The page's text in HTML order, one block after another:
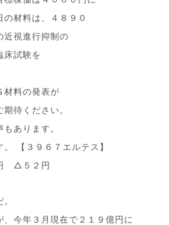
材料は、４８９０
近視進行抑制の
床試験を
材料の発表が
待ください。
あります。
【３９６７エルテス】
△５２円
、今年３月現在で２１９億円に